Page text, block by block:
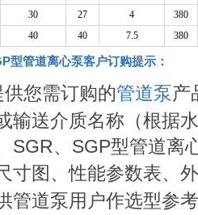
30 27 4
380
40 40 7.5 380
型管道离心泵客户订购提示：
您需订购的管道泵产
输送介质名称（根据
SGR、SGP型管道离
寸图、性能参数表、
管道泵用户作选型参